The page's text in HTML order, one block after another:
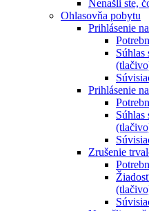
Nenašli ste,
Ohlasovňa pobytu
Prihlásenie
Súhlas
Prihlásenie
Súhlas
Zrušenie